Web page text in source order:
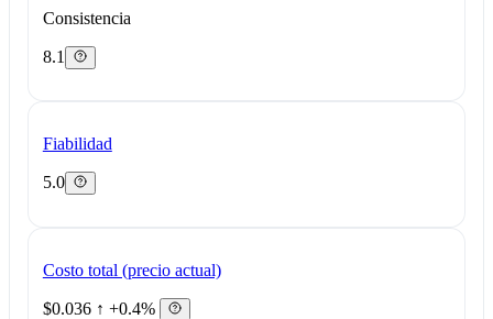
Consistencia
8.1
Fiabilidad
5.0
Costo total (precio actual)
$0.036 ↑ +0.4%